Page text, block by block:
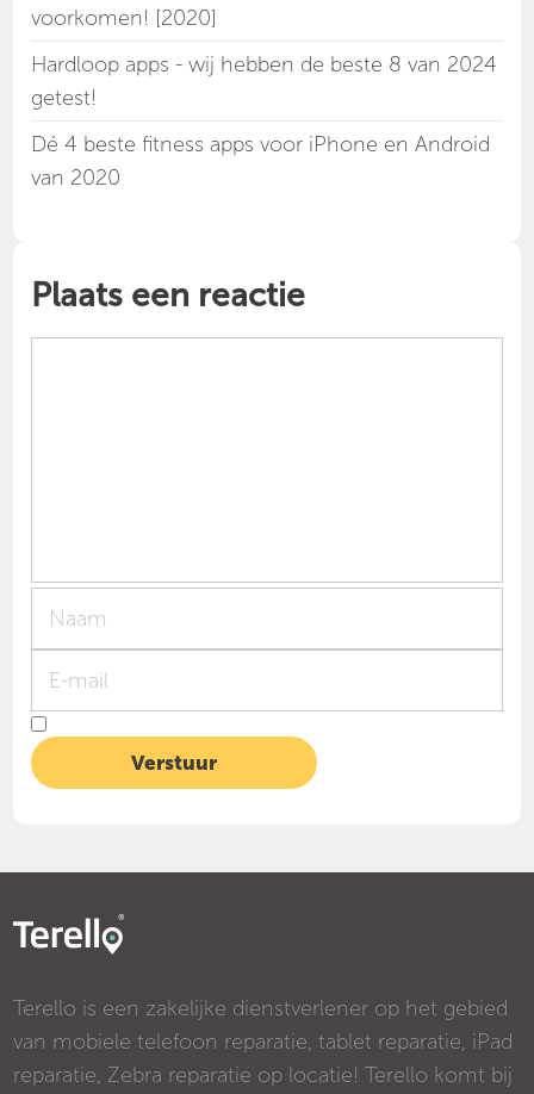
voorkomen! [2020]
Hardloop apps - wij hebben de beste 8 van 2024
getest!
Dé 4 beste fitness apps voor iPhone en Android
van 2020
Plaats een reactie
Terello is een zakelijke dienstverlener op het gebied
van mobiele telefoon reparatie, tablet reparatie, iPad
reparatie, Zebra reparatie op locatie! Terello komt bij